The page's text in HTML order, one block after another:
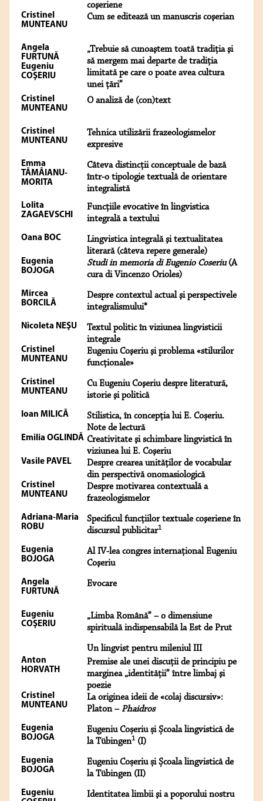
coşeriene
Cristinel
MUNTEANU
Cum se editează un manuscris coşerian
Angela
FURTUNĂ
Eugeniu
COŞERIU
„Trebuie să cunoaştem toată tradiţia şi
să mergem mai departe de tradiţia
limitată pe care o poate avea cultura
unei ţări”
Cristinel
MUNTEANU
O analiză de (con)text
Cristinel
MUNTEANU
Tehnica utilizării frazeologismelor
expresive
Emma
TĂMÂIANU-
MORITA
Câteva distincţii conceptuale de bază
într-o tipologie textuală de orientare
integralistă
Lolita
ZAGAEVSCHI
Funcţiile evocative în lingvistica
integrală a textului
Oana BOC
Lingvistica integrală şi textualitatea
literară (câteva repere generale)
Eugenia
BOJOGA
Studi in memoria di Eugenio Coseriu(A
cura di Vincenzo Orioles)
Mircea
BORCILĂ
Despre contextul actual şi perspectivele
integralismului*
Nicoleta NEŞU
Textul politic în viziunea lingvisticii
integrale
Cristinel
MUNTEANU
Eugeniu Coşeriu şi problema «stilurilor
funcţionale»
Cristinel
MUNTEANU
Cu Eugeniu Coşeriu despre literatură,
istorie şi politică
Ioan MILICĂ
Stilistica, în concepția lui E. Coșeriu.
Note de lectură
Emilia OGLINDĂ Creativitate şi schimbare lingvistică în
viziunea lui E. Coşeriu
Vasile PAVEL
Despre crearea unităţilor de vocabular
din perspectivă onomasiologică
Cristinel
MUNTEANU
Despre motivarea contextuală a
frazeologismelor
Adriana-Maria
ROBU
Specificul funcţiilor textuale coşeriene în
discursul publicitar1
Eugenia
BOJOGA
Al IV-lea congres internaţional Eugeniu
Coşeriu
Angela
FURTUNĂ
Evocare
Eugeniu
COŞERIU
„Limba Română” – o dimensiune
spirituală indispensabilă la Est de Prut
Un lingvist pentru mileniul III
Anton
HORVATH
Premise ale unei discuţii de principiu pe
marginea „identităţii” între limbaj şi
poezie
Cristinel
MUNTEANU
La originea ideii de «colaj discursiv»:
Platon – Phaidros
Eugenia
BOJOGA
Eugeniu Coșeriu și Școala lingvistică de
la Tübingen1 (I)
Eugenia
BOJOGA
Eugeniu Coșeriu și Școala lingvistică de
la Tübingen (II)
Eugeniu
Identitatea limbii şi a poporului nostru